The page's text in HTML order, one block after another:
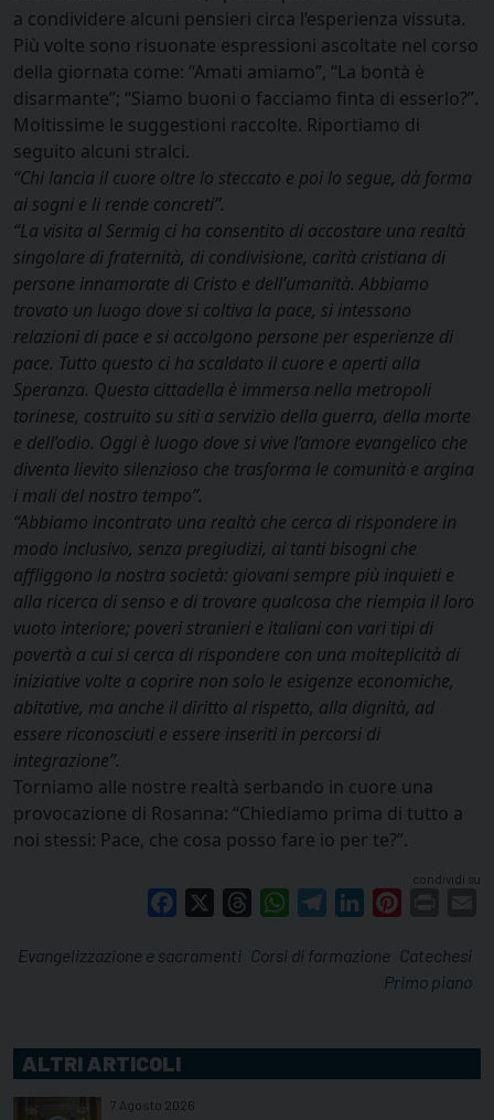
a condividere alcuni pensieri circa l’esperienza vissuta.
Più volte sono risuonate espressioni ascoltate nel corso
della giornata come: “Amati amiamo”, “La bontà è
disarmante”; “Siamo buoni o facciamo finta di esserlo?”.
Moltissime le suggestioni raccolte. Riportiamo di
seguito alcuni stralci.
“Chi lancia il cuore oltre lo steccato e poi lo segue, dà forma
ai sogni e li rende concreti”.
“La visita al Sermig ci ha consentito di accostare una realtà
singolare di fraternità, di condivisione, carità cristiana di
persone innamorate di Cristo e dell’umanità. Abbiamo
trovato un luogo dove si coltiva la pace, si intessono
relazioni di pace e si accolgono persone per esperienze di
pace. Tutto questo ci ha scaldato il cuore e aperti alla
Speranza. Questa cittadella è immersa nella metropoli
torinese, costruito su siti a servizio della guerra, della morte
e dell’odio. Oggi è luogo dove si vive l’amore evangelico che
diventa lievito silenzioso che trasforma le comunità e argina
i mali del nostro tempo”.
“Abbiamo incontrato una realtà che cerca di rispondere in
modo inclusivo, senza pregiudizi, ai tanti bisogni che
affliggono la nostra società: giovani sempre più inquieti e
alla ricerca di senso e di trovare qualcosa che riempia il loro
vuoto interiore; poveri stranieri e italiani con vari tipi di
povertà a cui si cerca di rispondere con una molteplicità di
iniziative volte a coprire non solo le esigenze economiche,
abitative, ma anche il diritto al rispetto, alla dignità, ad
essere riconosciuti e essere inseriti in percorsi di
integrazione”.
Torniamo alle nostre realtà serbando in cuore una
provocazione di Rosanna: “Chiediamo prima di tutto a
noi stessi: Pace, che cosa posso fare io per te?”.
condividi su
Facebook ThreadsWhatsAppTelegramLinkedIn
Catechesi
Corsi di formazione
Evangelizzazione e sacramenti
Primo piano
ALTRI ARTICOLI
7 Agosto 2026